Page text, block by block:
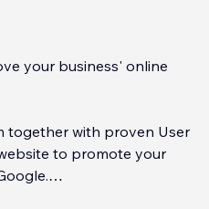
your business' online
together with proven User
to promote your